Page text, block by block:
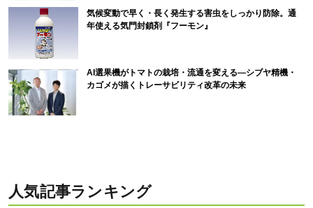
気候変動で早く・長く発生する害虫をしっかり防除。通
年使える気門封鎖剤『フーモン』
AI選果機がトマトの栽培・流通を変える―シブヤ精機・
カゴメが描くトレーサビリティ改革の未来
人気記事ランキング